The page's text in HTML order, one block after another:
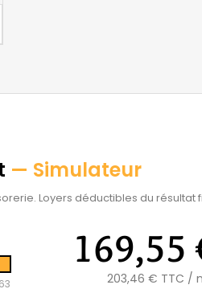
— Simulateur
Loyers déductibles du résultat
63
169,55
203,46 € TTC /